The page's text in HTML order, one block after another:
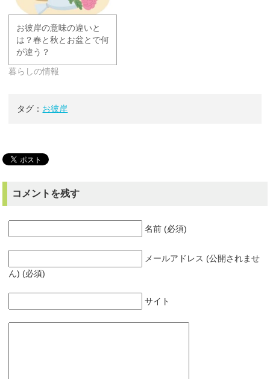
お彼岸の意味の違いと
は？春と秋とお盆とで何
が違う？
暮らしの情報
タグ： お彼岸
コメントを残す
名前 (必須)
メールアドレス (公開されませ
ん) (必須)
サイト